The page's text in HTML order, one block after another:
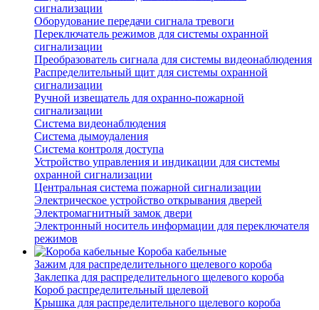
сигнализации
Оборудование передачи сигнала тревоги
Переключатель режимов для системы охранной
сигнализации
Преобразователь сигнала для системы видеонаблюдения
Распределительный щит для системы охранной
сигнализации
Ручной извещатель для охранно-пожарной
сигнализации
Система видеонаблюдения
Система дымоудаления
Система контроля доступа
Устройство управления и индикации для системы
охранной сигнализации
Центральная система пожарной сигнализации
Электрическое устройство открывания дверей
Электромагнитный замок двери
Электронный носитель информации для переключателя
режимов
Короба кабельные
Зажим для распределительного щелевого короба
Заклепка для распределительного щелевого короба
Короб распределительный щелевой
Крышка для распределительного щелевого короба